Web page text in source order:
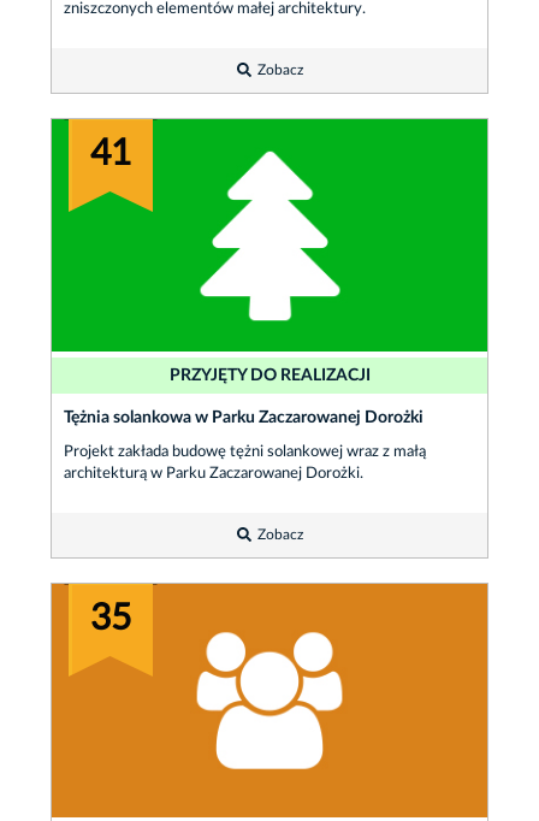
zniszczonych elementów małej architektury.
Zobacz
41
PRZYJĘTY DO REALIZACJI
Tężnia solankowa w Parku Zaczarowanej Dorożki
Projekt zakłada budowę tężni solankowej wraz z małą
architekturą w Parku Zaczarowanej Dorożki.
Zobacz
35